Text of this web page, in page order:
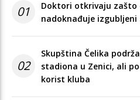
01
Doktori otkrivaju zašto
nadoknađuje izgubljeni
02
Skupština Čelika
stadiona u Zenici, ali
korist kluba